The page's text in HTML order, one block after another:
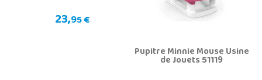
23,95 €
Pupitre Minnie Mouse Usine
de Jouets 51119